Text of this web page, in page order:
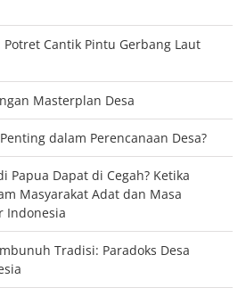
Potret Cantik Pintu Gerbang Laut
Masterplan Desa
dalam Perencanaan Desa?
Papua Dapat di Cegah? Ketika
Masyarakat Adat dan Masa
Indonesia
Tradisi: Paradoks Desa